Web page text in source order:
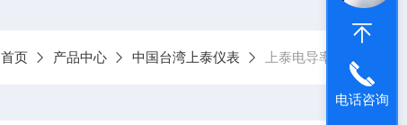
首页 产品中心 中国台湾上泰仪表 上泰电导率仪
电话咨询